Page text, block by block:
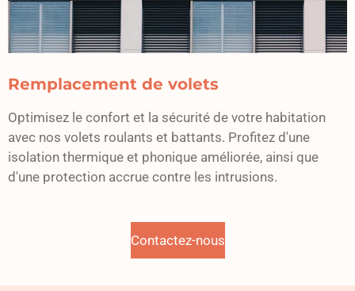
Remplacement de volets
Optimisez le confort et la sécurité de votre habitation
avec nos volets roulants et battants. Profitez d'une
isolation thermique et phonique améliorée, ainsi que
d'une protection accrue contre les intrusions.
Contactez-nous